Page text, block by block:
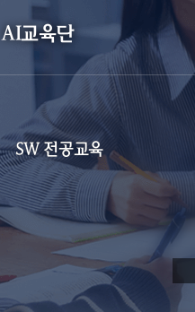
AI교육단
SW 전공교육